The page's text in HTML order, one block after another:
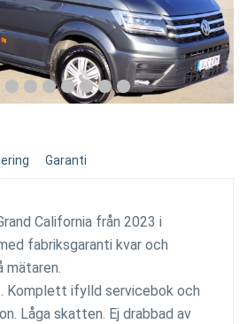
Garanti
California från 2023 i
fabriksgaranti kvar och
mätaren.
Komplett ifylld servicebok och
Låga skatten. Ej drabbad av